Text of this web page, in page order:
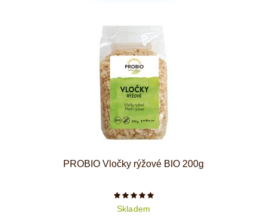
PROBIO Vločky rýžové BIO 200g
Počet hvězdiček je 5 z 5
Skladem